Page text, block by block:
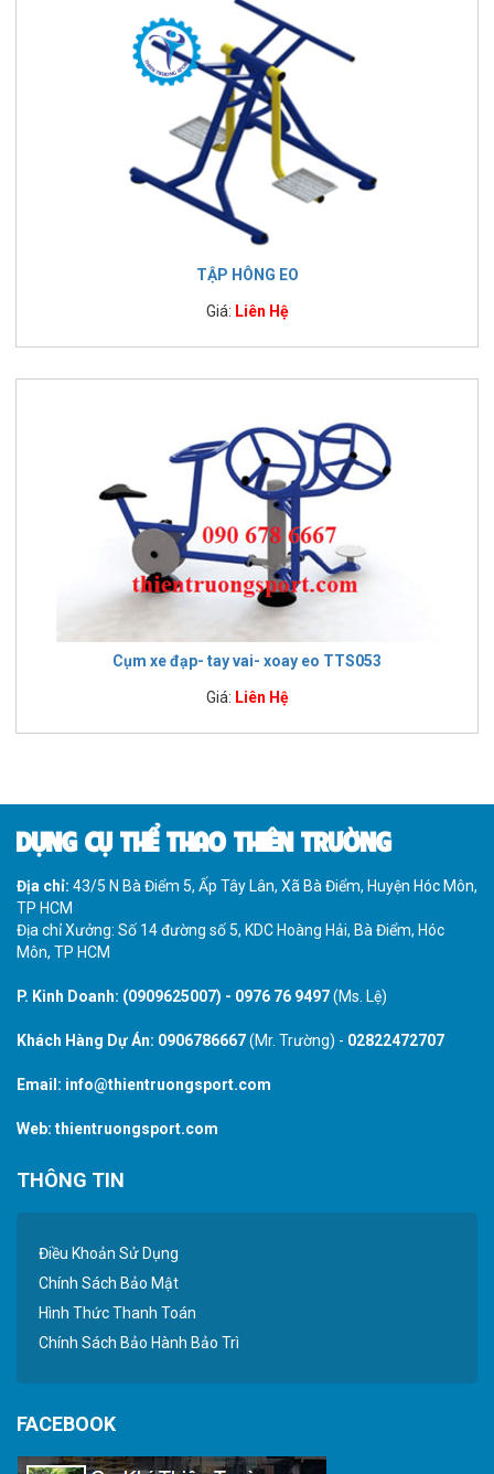
TẬP HÔNG EO
Giá: Liên Hệ
Cụm xe đạp- tay vai- xoay eo TTS053
Giá: Liên Hệ
DỤNG CỤ THỂ THAO THIÊN TRƯỜNG
Địa chỉ: 43/5 N Bà Điểm 5, Ấp Tây Lân, Xã Bà Điểm, Huyện Hóc Môn,
TP HCM
Địa chỉ Xưởng: Số 14 đường số 5, KDC Hoàng Hải, Bà Điểm, Hóc
Môn, TP HCM
P. Kinh Doanh: (0909625007) - 0976 76 9497(Ms. Lệ)
Khách Hàng Dự Án: 0906786667(Mr. Trường) - 02822472707
Email: info@thientruongsport.com
Web: thientruongsport.com
THÔNG TIN
Điều Khoản Sử Dụng
Chính Sách Bảo Mật
Hình Thức Thanh Toán
Chính Sách Bảo Hành Bảo Trì
FACEBOOK